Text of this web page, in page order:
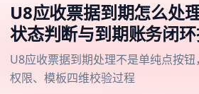
U8应收票据到期怎么处
状态判断与到期账务闭
U8应收票据到期处理不是单纯点按钮
权限、模板四维校验过程